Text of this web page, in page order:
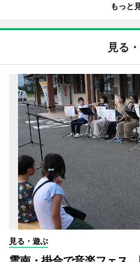
もっと
見る
見る・遊ぶ